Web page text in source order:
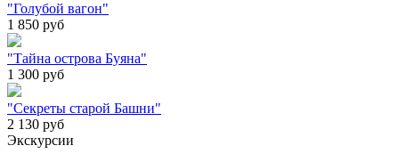
"Голубой вагон"
1 850 руб
"Тайна острова Буяна"
1 300 руб
"Секреты старой Башни"
2 130 руб
Экскурсии